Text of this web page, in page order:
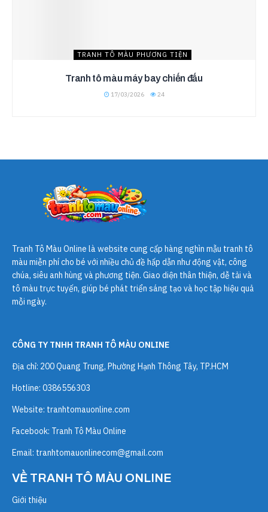
TRANH TÔ MÀU PHƯƠNG TIỆN
Tranh tô màu máy bay chiến đấu
17/03/2026 24
Tranh Tô Màu Online là website cung cấp hàng nghìn mẫu tranh tô
màu miễn phí cho bé với nhiều chủ đề hấp dẫn như động vật, công
chúa, siêu anh hùng và phương tiện. Giao diện thân thiện, dễ tải và
tô màu trực tuyến, giúp bé phát triển sáng tạo và học tập hiệu quả
mỗi ngày.
CÔNG TY TNHH TRANH TÔ MÀU ONLINE
Địa chỉ: 200 Quang Trung, Phường Hạnh Thông Tây, TP.HCM
Hotline: 0386556303
Website: tranhtomauonline.com
Facebook: Tranh Tô Màu Online
Email: tranhtomauonlinecom@gmail.com
VỀ TRANH TÔ MÀU ONLINE
Giới thiệu